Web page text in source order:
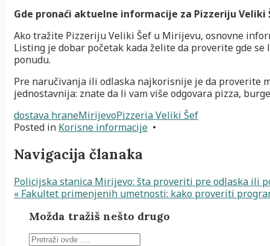
Gde pronaći aktuelne informacije za Pizzeriju Veliki
Ako tražite Pizzeriju Veliki Šef u Mirijevu, osnovne
Listing je dobar početak kada želite da proverite gde
ponudu.
Pre naručivanja ili odlaska najkorisnije je da proverite
jednostavnija: znate da li vam više odgovara pizza,
dostava hraneMirijevoPizzeria Veliki Šef
Posted in Korisne informacije •
Navigacija članaka
Policijska stanica Mirijevo: šta proveriti pre odlaska ili
« Fakultet primenjenih umetnosti: kako proveriti
Možda tražiš nešto drugo